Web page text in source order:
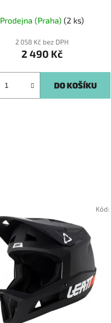
Prodejna (Praha) (2 ks)
2 058 Kč bez DPH
2 490 Kč
DO KOŠÍKU
Kód: